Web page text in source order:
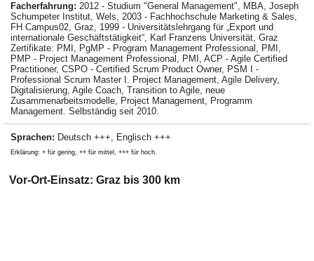
Facher­fahrung: 2012 - Studium "General Management", MBA, Joseph
Schumpeter Institut, Wels, 2003 - Fachhochschule Marketing & Sales,
FH Campus02, Graz, 1999 - Universitätslehrgang für „Export und
internationale Geschäftstätigkeit“, Karl Franzens Universität, Graz
Zertifikate: PMI, PgMP - Program Management Professional, PMI,
PMP - Project Management Professional, PMI, ACP - Agile Certified
Practitioner, CSPO - Certified Scrum Product Owner, PSM I -
Professional Scrum Master I. Project Management, Agile Delivery,
Digitalisierung, Agile Coach, Transition to Agile, neue
Zusammenarbeitsmodelle, Project Management, Programm
Management. Selbständig seit 2010.
Sprachen: Deutsch +++, Englisch +++
Erklärung: + für gering, ++ für mittel, +++ für hoch.
Vor-Ort-Einsatz: Graz bis 300 km